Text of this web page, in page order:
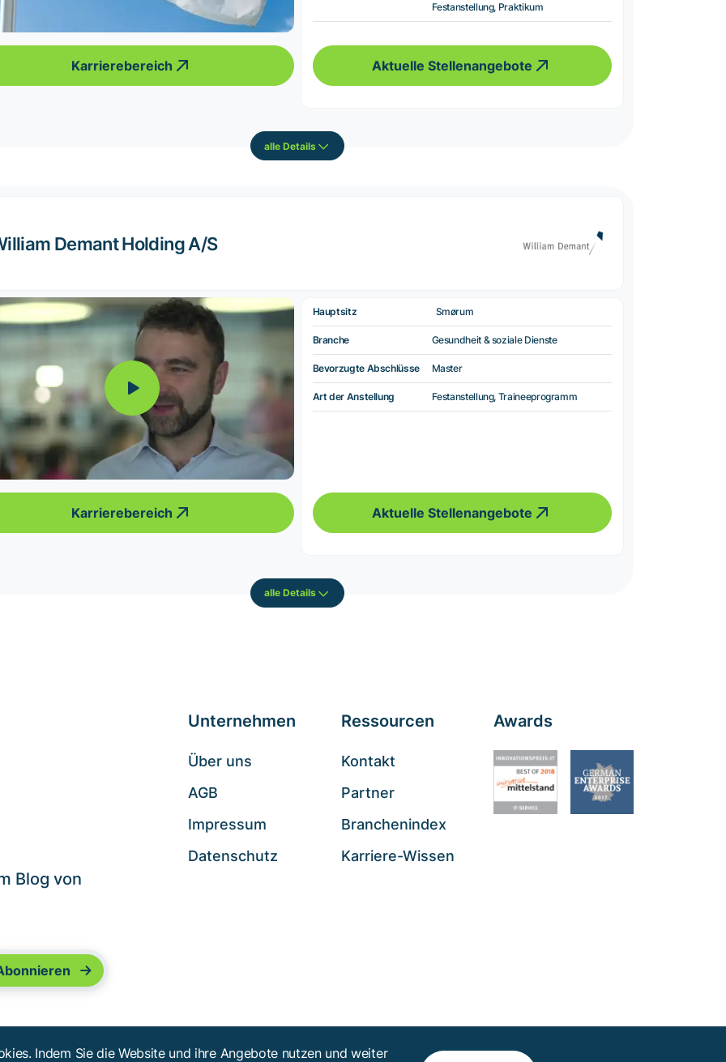
Karrierebereich
Festanstellung, Praktikum
Aktuelle Stellenangebote
alle Details
Demant Holding A/S
Karrierebereich
Hauptsitz Smørum
Branche Gesundheit & soziale Dienste
Bevorzugte Abschlüsse Master
Art der Anstellung Festanstellung, Traineeprogramm
Aktuelle Stellenangebote
alle Details
Blog von
Unternehmen
Über uns
AGB
Impressum
Datenschutz
Ressourcen
Kontakt
Partner
Branchenindex
Karriere-Wissen
Awards
Indem Sie die Website und ihre Angebote nutzen und weiter